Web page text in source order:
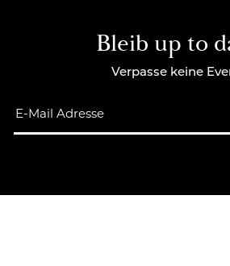
Bleib up to
Verpasse keine